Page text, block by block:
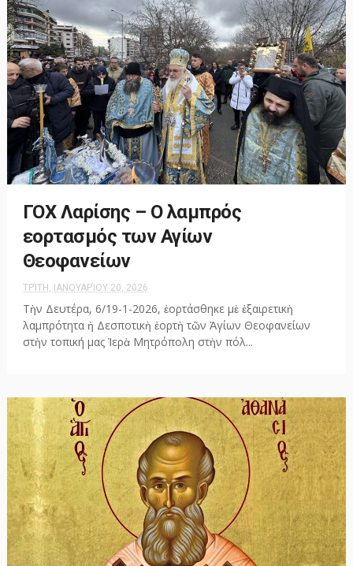
ΓΟΧ Λαρίσης – Ο λαμπρός
εορτασμός των Αγίων
Θεοφανείων
ΤΡΊΤΗ, ΙΑΝΟΥΑΡΊΟΥ 20, 2026
Τὴν Δευτέρα, 6/19-1-2026, ἑορτάσθηκε μὲ ἐξαιρετικὴ
λαμπρότητα ἡ Δεσποτικὴ ἑορτὴ τῶν Ἁγίων Θεοφανείων
στὴν τοπική μας Ἱερὰ Μητρόπολη στὴν πόλ...